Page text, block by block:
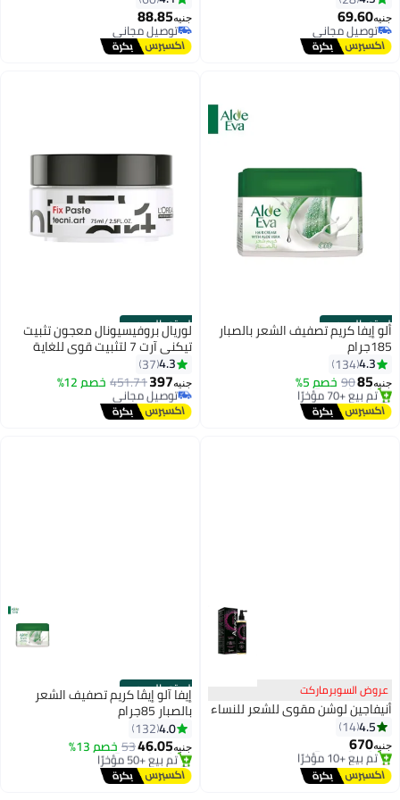
جنيه69.60
توصيل مجاني
توصيل مجاني
جنيه88.85
توصيل مجاني
توصيل مجاني
الستور الرسمي
ألو إيفا كريم تصفيف الشعر بالصبار
185جرام
4.3
134
جنيه85
90 خصم 5%
#8 في الكريمات والجيل واللوشن
توصيل مجاني
تم بيع +70 مؤخرًا
#8 في الكريمات والجيل واللوشن
الستور الرسمي
لوريال بروفيسيونال معجون تثبيت
تيكني آرت 7 لتثبيت قوي للغاية
4.3
37
جنيه397
451.71خصم 12% توصيل مجاني
باقي 3 وحدات في المخزون
توصيل مجاني
عروض السوبرماركت
أنيفاجين لوشن مقوي للشعر للنساء
4.5
14
جنيه670
أقل سعر في 30 يوم
توصيل مجاني
تم بيع +10 مؤخرًا
أقل سعر في 30 يوم
الستور الرسمي
إيفا آلو إيڤا كريم تصفيف الشعر
بالصبار 85جرام
4.0
132
جنيه46.05
53خصم 13%
#20 في الكريمات والجيل واللوشن
توصيل مجاني
تم بيع +50 مؤخرًا
#20 في الكريمات والجيل واللوشن